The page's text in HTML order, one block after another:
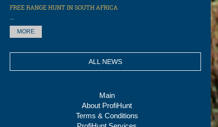
FREE RANGE HUNT IN SOUTH AFRICA
MORE
ALL NEWS
Main
About ProfiHunt
Terms & Conditions